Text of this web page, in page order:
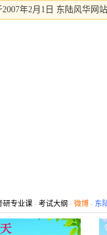
年2月1日 东陆风华网
研专业课 - 考试大纲 - 微博 - 东